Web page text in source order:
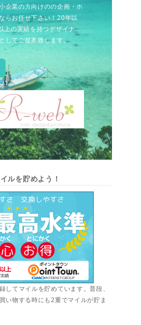
企業の方向けのの企画・ホ
らお任せ下さい！20年以
上の実績を持つデザイナ
してご提案致します。
ルを貯めよう！
してマイルを貯めています。普段、
い物する時にも2重でマイルが貯ま